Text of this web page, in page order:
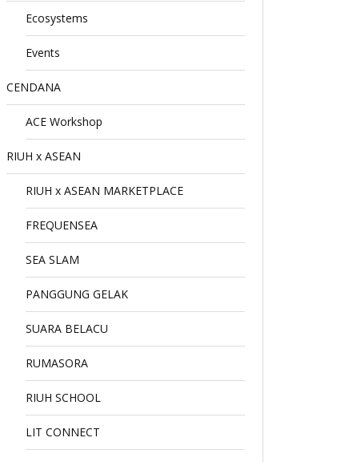
Ecosystems
Events
CENDANA
ACE Workshop
RIUH x ASEAN
RIUH x ASEAN MARKETPLACE
FREQUENSEA
SEA SLAM
PANGGUNG GELAK
SUARA BELACU
RUMASORA
RIUH SCHOOL
LIT CONNECT